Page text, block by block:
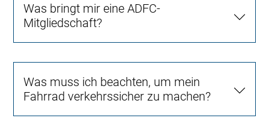
Was bringt mir eine ADFC-
Mitgliedschaft?
Was muss ich beachten, um mein
Fahrrad verkehrssicher zu machen?